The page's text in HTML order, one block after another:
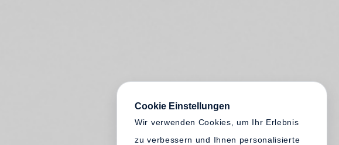
Cookie Einstellungen
Wir verwenden Cookies, um Ihr Erlebnis
zu verbessern und Ihnen personalisierte